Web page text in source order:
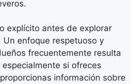
explícito antes de explorar
enfoque respetuoso y
frecuentemente resulta
si ofreces
información sobre